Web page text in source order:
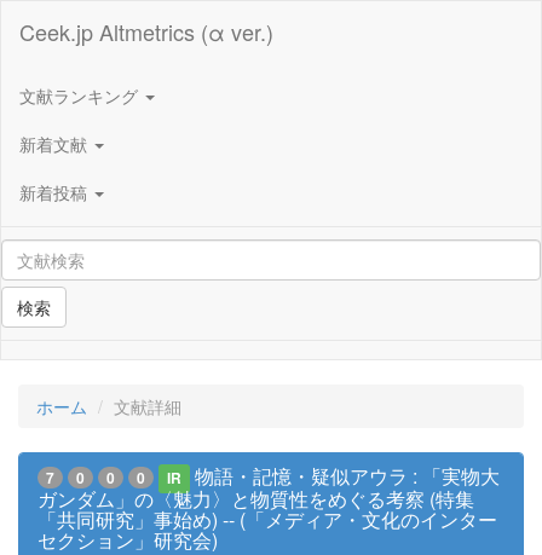
Ceek.jp Altmetrics (α ver.)
文献ランキング
新着文献
新着投稿
検索
ホーム 文献詳細
7 0 0 0 IR
物語・記憶・疑似アウラ : 「実物大
ガンダム」の〈魅力〉と物質性をめぐる考察 (特集
「共同研究」事始め) -- (「メディア・文化のインター
セクション」研究会)